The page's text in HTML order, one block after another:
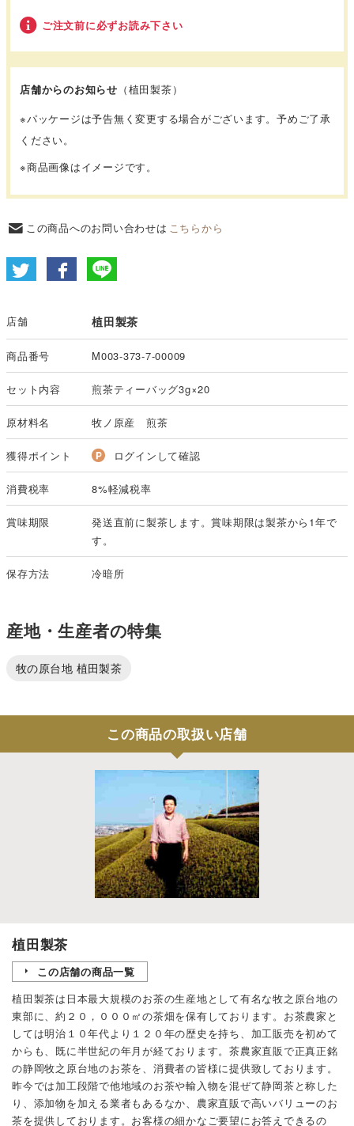
ご注文前に必ずお読み下さい
店舗からのお知らせ （植田製茶）
※パッケージは予告無く変更する場合がございます。予めご了承
ください。
※商品画像はイメージです。
この商品へのお問い合わせは こちらから
店舗 植田製茶
商品番号 M003-373-7-00009
セット内容 煎茶ティーバッグ3g×20
原材料名 牧ノ原産 煎茶
獲得ポイント ログインして確認
消費税率 8%軽減税率
賞味期限
発送直前に製茶します。賞味期限は製茶から1年で
す。
保存方法 冷暗所
産地・生産者の特集
牧の原台地 植田製茶
この商品の取扱い店舗
植田製茶
この店舗の商品一覧
植田製茶は日本最大規模のお茶の生産地として有名な牧之原台地の
東部に、約２０，０００㎡の茶畑を保有しております。お茶農家と
しては明治１０年代より１２０年の歴史を持ち、加工販売を初めて
からも、既に半世紀の年月が経ております。茶農家直販で正真正銘
の静岡牧之原台地のお茶を、消費者の皆様に提供致しております。
昨今では加工段階で他地域のお茶や輸入物を混ぜて静岡茶と称した
り、添加物を加える業者もあるなか、農家直販で高いバリューのお
茶を提供しております。お客様の細かなご要望にお答えできるの